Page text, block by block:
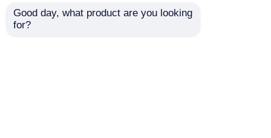
7862S Unité de tête
Good day, what product are you looking
for?